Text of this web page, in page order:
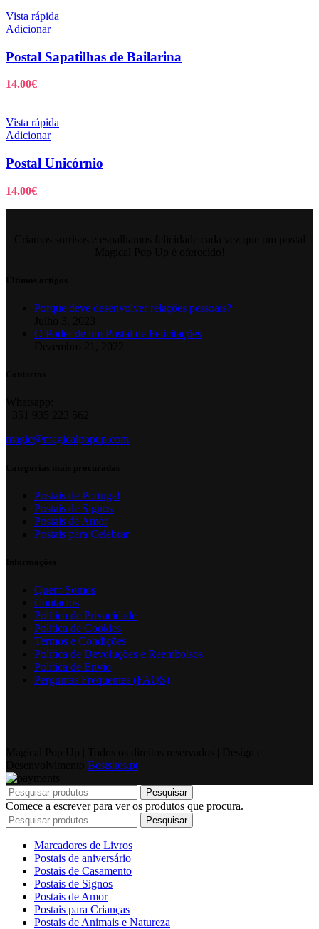
Vista rápida
Adicionar
Postal Sapatilhas de Bailarina
14.00€
Vista rápida
Adicionar
Postal Unicórnio
14.00€
Porque deve desenvolver relações pessoais?
O Poder de um Postal de Felicitações
magic@magicalpopup.com
Postais de Portugal
Postais de Signos
Postais de Amor
Postais para Celebrar
Quem Somos
Contactos
Política de Privacidade
Política de Cookies
Termos e Condições
Política de Devoluções e Reembolsos
Política de Envio
Perguntas Frequentes (FAQS)
Bestsites.pt
Pesquisar
Comece a escrever para ver os produtos que procura.
Pesquisar
Marcadores de Livros
Postais de aniversário
Postais de Casamento
Postais de Signos
Postais de Amor
Postais para Crianças
Postais de Animais e Natureza